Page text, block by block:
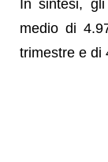
In sintesi,
medio di
trimestre e di